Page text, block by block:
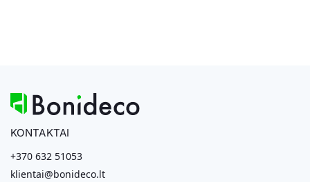
KONTAKTAI
+370 632 51053
klientai@bonideco.lt